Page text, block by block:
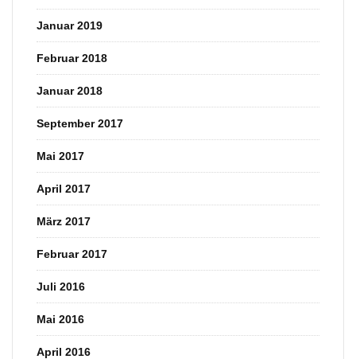
Januar 2019
Februar 2018
Januar 2018
September 2017
Mai 2017
April 2017
März 2017
Februar 2017
Juli 2016
Mai 2016
April 2016